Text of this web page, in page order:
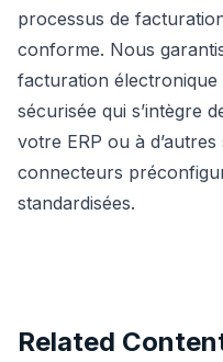
processus de
conforme. Nous
facturation
sécurisée qui s’intègre
votre ERP ou à
connecteurs
standardisées.
Related